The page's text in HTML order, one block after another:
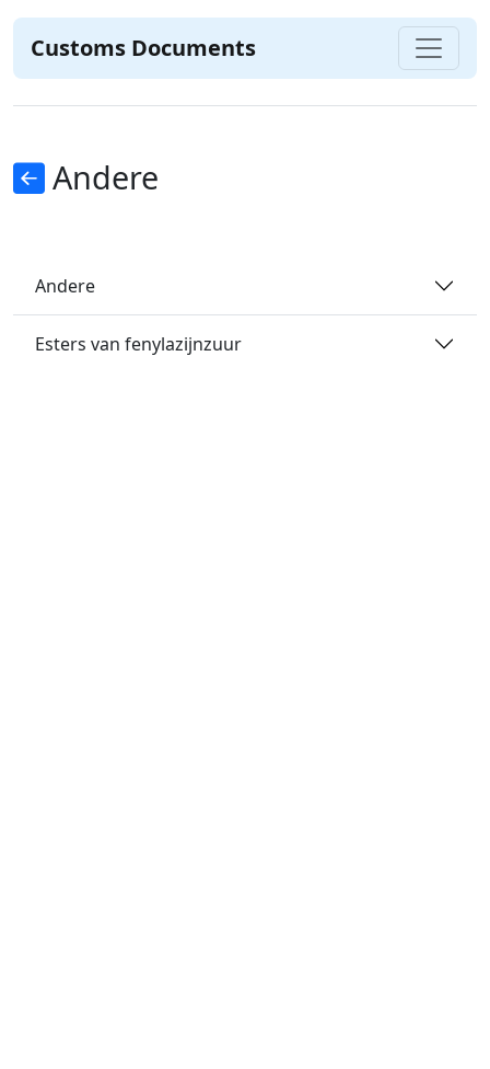
Customs Documents
Andere
Andere
Esters van fenylazijnzuur